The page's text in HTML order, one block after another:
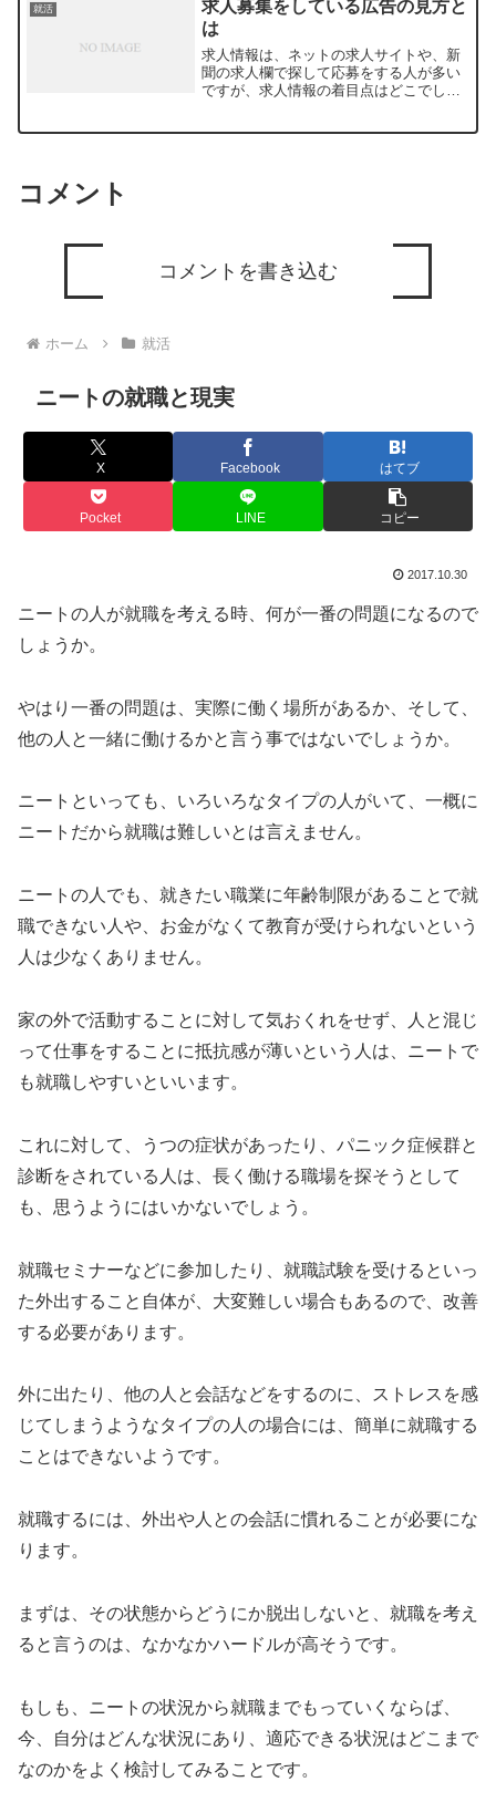
就活
求人募集をしている広告の見方と
は
求人情報は、ネットの求人サイトや、新
聞の求人欄で探して応募をする人が多い
ですが、求人情報の着目点はどこでしょ
コメント
コメントを書き込む
ホーム 就活
ニートの就職と現実
X Facebook はてブ
Pocket LINE コピー
2017.10.30
ニートの人が就職を考える時、何が一番の問題になるので
しょうか。
やはり一番の問題は、実際に働く場所があるか、そして、
他の人と一緒に働けるかと言う事ではないでしょうか。
ニートといっても、いろいろなタイプの人がいて、一概に
ニートだから就職は難しいとは言えません。
ニートの人でも、就きたい職業に年齢制限があることで就
職できない人や、お金がなくて教育が受けられないという
人は少なくありません。
家の外で活動することに対して気おくれをせず、人と混じ
って仕事をすることに抵抗感が薄いという人は、ニートで
も就職しやすいといいます。
これに対して、うつの症状があったり、パニック症候群と
診断をされている人は、長く働ける職場を探そうとして
も、思うようにはいかないでしょう。
就職セミナーなどに参加したり、就職試験を受けるといっ
た外出すること自体が、大変難しい場合もあるので、改善
する必要があります。
外に出たり、他の人と会話などをするのに、ストレスを感
じてしまうようなタイプの人の場合には、簡単に就職する
ことはできないようです。
就職するには、外出や人との会話に慣れることが必要にな
ります。
まずは、その状態からどうにか脱出しないと、就職を考え
ると言うのは、なかなかハードルが高そうです。
もしも、ニートの状況から就職までもっていくならば、
今、自分はどんな状況にあり、適応できる状況はどこまで
なのかをよく検討してみることです。